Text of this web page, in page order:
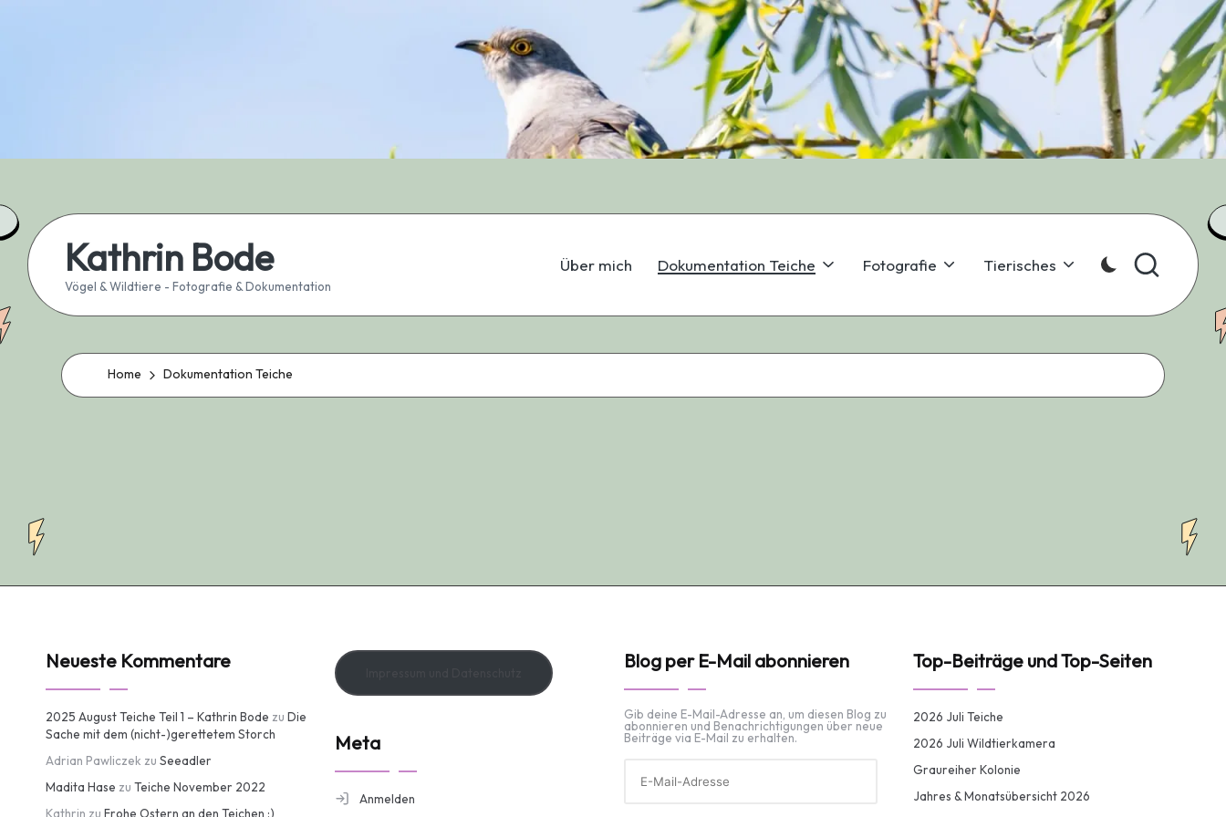
Kathrin Bode
Vögel & Wildtiere - Fotografie & Dokumentation
Über mich Dokumentation Teiche Fotografie Tierisches
Home Dokumentation Teiche
Neueste Kommentare
2025 August Teiche Teil 1 – Kathrin Bode zu Die
Sache mit dem (nicht-)gerettetem Storch
Adrian Pawliczek zu Seeadler
Madita Hase zu Teiche November 2022
Kathrin zu Frohe Ostern an den Teichen :)
Meta
Anmelden
Blog per E-Mail abonnieren
Gib deine E-Mail-Adresse an, um diesen Blog zu
abonnieren und Benachrichtigungen über neue
Beiträge via E-Mail zu erhalten.
Mail-
Adresse
Top-Beiträge und Top-Seiten
2026 Juli Teiche
2026 Juli Wildtierkamera
Graureiher Kolonie
Jahres & Monatsübersicht 2026